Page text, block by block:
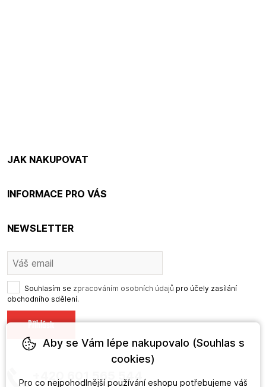
JAK NAKUPOVAT
INFORMACE PRO VÁS
NEWSLETTER
Souhlasím se zpracováním osobních údajů pro účely zasílání
obchodního sdělení.
+420 601 565 544
Aby se Vám lépe nakupovalo (Souhlas s
cookies)
Pro co nejpohodlnější používání eshopu potřebujeme váš